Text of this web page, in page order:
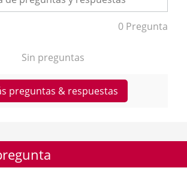
0 Pregunta
Sin preguntas
preguntas & respuestas